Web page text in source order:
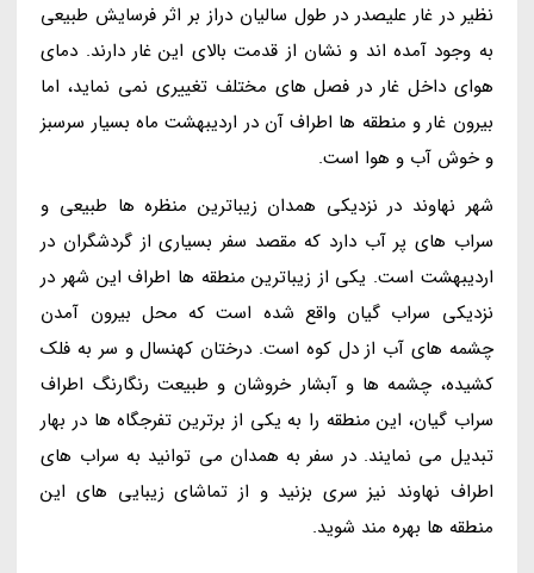
نظیر در غار علیصدر در طول سالیان دراز بر اثر فرسایش طبیعی
به وجود آمده اند و نشان از قدمت بالای این غار دارند. دمای
هوای داخل غار در فصل های مختلف تغییری نمی نماید، اما
بیرون غار و منطقه ها اطراف آن در اردیبهشت ماه بسیار سرسبز
و خوش آب و هوا است.
شهر نهاوند در نزدیکی همدان زیباترین منظره ها طبیعی و
سراب های پر آب دارد که مقصد سفر بسیاری از گردشگران در
اردیبهشت است. یکی از زیباترین منطقه ها اطراف این شهر در
نزدیکی سراب گیان واقع شده است که محل بیرون آمدن
چشمه های آب از دل کوه است. درختان کهنسال و سر به فلک
کشیده، چشمه ها و آبشار خروشان و طبیعت رنگارنگ اطراف
سراب گیان، این منطقه را به یکی از برترین تفرجگاه ها در بهار
تبدیل می نمایند. در سفر به همدان می توانید به سراب های
اطراف نهاوند نیز سری بزنید و از تماشای زیبایی های این
منطقه ها بهره مند شوید.